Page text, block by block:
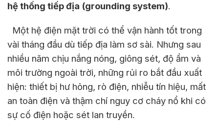
hệ thống tiếp địa (grounding system).
Một hệ điện mặt trời có thể vận hành tốt trong
vài tháng đầu dù tiếp địa làm sơ sài. Nhưng sau
nhiều năm chịu nắng nóng, giông sét, độ ẩm và
môi trường ngoài trời, những rủi ro bắt đầu xuất
hiện: thiết bị hư hỏng, rò điện, nhiễu tín hiệu, mất
an toàn điện và thậm chí nguy cơ cháy nổ khi có
sự cố điện hoặc sét lan truyền.